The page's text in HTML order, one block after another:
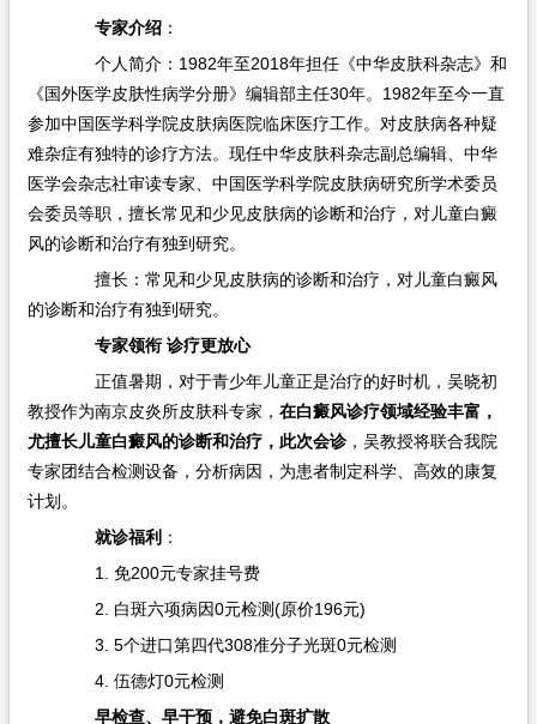
专家介绍：
个人简介：1982年至2018年担任《中华皮肤科杂志》和
《国外医学皮肤性病学分册》编辑部主任30年。1982年至今一直
参加中国医学科学院皮肤病医院临床医疗工作。对皮肤病各种疑
难杂症有独特的诊疗方法。现任中华皮肤科杂志副总编辑、中华
医学会杂志社审读专家、中国医学科学院皮肤病研究所学术委员
会委员等职，擅长常见和少见皮肤病的诊断和治疗，对儿童白癜
风的诊断和治疗有独到研究。
擅长：常见和少见皮肤病的诊断和治疗，对儿童白癜风
的诊断和治疗有独到研究。
专家领衔 诊疗更放心​
正值暑期，对于青少年儿童正是治疗的好时机，吴晓初
教授作为南京皮炎所皮肤科专家， 在白癜风诊疗领域经验丰富，
尤擅长儿童白癜风的诊断和治疗，此次会诊，吴教授将联合我院
专家团结合检测设备，分析病因，为患者制定科学、高效的康复
计划。
就诊福利：
1. 免200元专家挂号费
2. 白斑六项病因0元检测(原价196元)
3. 5个进口第四代308准分子光斑0元检测
4. 伍德灯0元检测
早检查、早干预，避免白斑扩散